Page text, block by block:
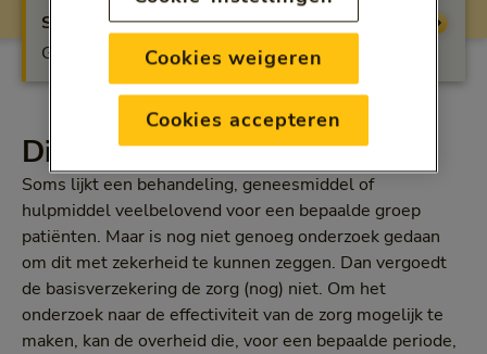
Superfit Vergoeding
Geen vergoeding
Dit krijgt u vergoed
Soms lijkt een behandeling, geneesmiddel of
hulpmiddel veelbelovend voor een bepaalde groep
patiënten. Maar is nog niet genoeg onderzoek gedaan
om dit met zekerheid te kunnen zeggen. Dan vergoedt
de basisverzekering de zorg (nog) niet. Om het
onderzoek naar de effectiviteit van de zorg mogelijk te
maken, kan de overheid die, voor een bepaalde periode,
Cookies weigeren
Cookies accepteren